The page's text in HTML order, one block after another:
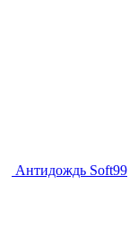
Антидождь Soft99